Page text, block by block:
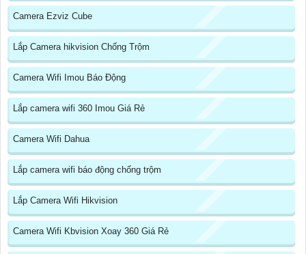
Camera Ezviz Cube
Lắp Camera hikvision Chống Trộm
Camera Wifi Imou Báo Động
Lắp camera wifi 360 Imou Giá Rẻ
Camera Wifi Dahua
Lắp camera wifi báo động chống trộm
Lắp Camera Wifi Hikvision
Camera Wifi Kbvision Xoay 360 Giá Rẻ